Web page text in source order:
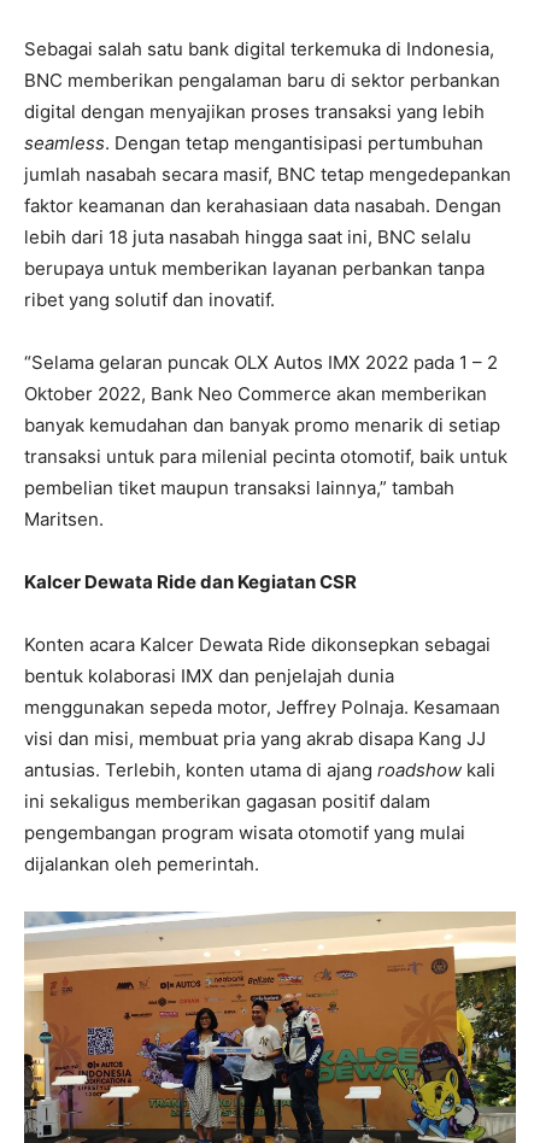
Sebagai salah satu bank digital terkemuka di Indonesia,
BNC memberikan pengalaman baru di sektor perbankan
digital dengan menyajikan proses transaksi yang lebih
seamless. Dengan tetap mengantisipasi pertumbuhan
jumlah nasabah secara masif, BNC tetap mengedepankan
faktor keamanan dan kerahasiaan data nasabah. Dengan
lebih dari 18 juta nasabah hingga saat ini, BNC selalu
berupaya untuk memberikan layanan perbankan tanpa
ribet yang solutif dan inovatif.
“Selama gelaran puncak OLX Autos IMX 2022 pada 1 – 2
Oktober 2022, Bank Neo Commerce akan memberikan
banyak kemudahan dan banyak promo menarik di setiap
transaksi untuk para milenial pecinta otomotif, baik untuk
pembelian tiket maupun transaksi lainnya,” tambah
Maritsen.
Kalcer Dewata Ride dan Kegiatan CSR
Konten acara Kalcer Dewata Ride dikonsepkan sebagai
bentuk kolaborasi IMX dan penjelajah dunia
menggunakan sepeda motor, Jeffrey Polnaja. Kesamaan
visi dan misi, membuat pria yang akrab disapa Kang JJ
antusias. Terlebih, konten utama di ajang roadshow kali
ini sekaligus memberikan gagasan positif dalam
pengembangan program wisata otomotif yang mulai
dijalankan oleh pemerintah.